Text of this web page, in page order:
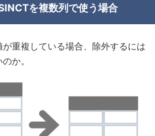
を複数列で使う場合
重複している場合、除外するには
か。